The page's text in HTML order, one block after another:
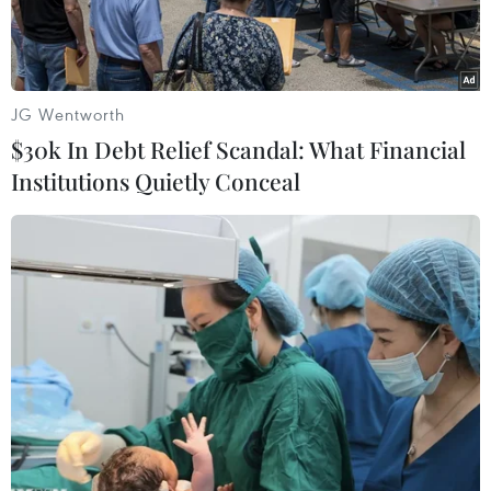
Thí sinh tư vấn chọn ngành tại gian hàng của Đại học Thăng
Long. (Ảnh: PV/Vietnam+)
Bộ Giáo dục và Đào tạo sẽ lọc ảo như thế nào và
các thứ tự nguyện vọng khác nhau có được xét
JG Wentworth
$30k In Debt Relief Scandal: What Financial
Institutions Quietly Conceal